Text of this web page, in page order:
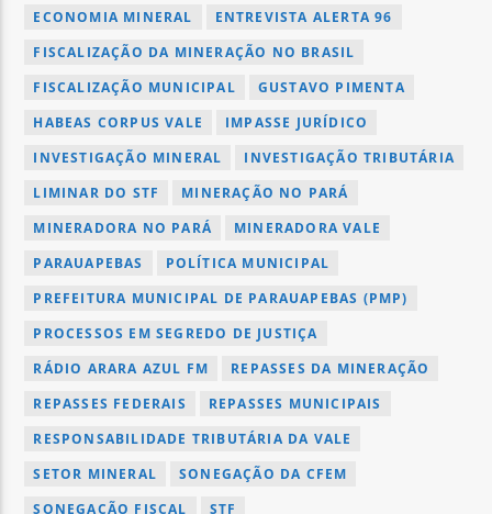
ECONOMIA MINERAL
ENTREVISTA ALERTA 96
FISCALIZAÇÃO DA MINERAÇÃO NO BRASIL
FISCALIZAÇÃO MUNICIPAL
GUSTAVO PIMENTA
HABEAS CORPUS VALE
IMPASSE JURÍDICO
INVESTIGAÇÃO MINERAL
INVESTIGAÇÃO TRIBUTÁRIA
LIMINAR DO STF
MINERAÇÃO NO PARÁ
MINERADORA NO PARÁ
MINERADORA VALE
PARAUAPEBAS
POLÍTICA MUNICIPAL
PREFEITURA MUNICIPAL DE PARAUAPEBAS (PMP)
PROCESSOS EM SEGREDO DE JUSTIÇA
RÁDIO ARARA AZUL FM
REPASSES DA MINERAÇÃO
REPASSES FEDERAIS
REPASSES MUNICIPAIS
RESPONSABILIDADE TRIBUTÁRIA DA VALE
SETOR MINERAL
SONEGAÇÃO DA CFEM
SONEGAÇÃO FISCAL
STF